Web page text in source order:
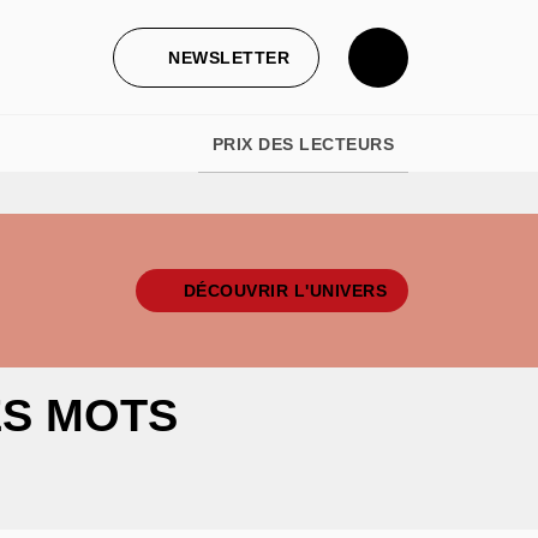
NEWSLETTER
PRIX DES LECTEURS
DÉCOUVRIR L'UNIVERS
MOTS